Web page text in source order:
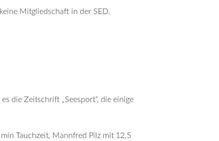
Mitgliedschaft in der SED.
die Zeitschrift „Seesport“, die einige
Tauchzeit, Mannfred Pilz mit 12,5